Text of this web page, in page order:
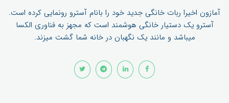
آمازون اخیرا ربات خانگی جدید خود را بانام آسترو رونمایی کرده است.
آسترو یک دستیار خانگی هوشمند است که مجهز به فناوری الکسا
میباشد و مانند یک نگهبان در خانه شما گشت میزند.